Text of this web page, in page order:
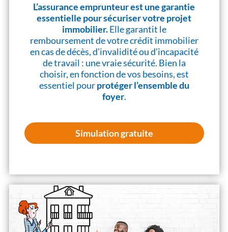
L’assurance emprunteur est une garantie
essentielle pour sécuriser votre projet
immobilier.Elle garantit le
remboursement de votre crédit immobilier
en cas de décès, d’invalidité ou d’incapacité
de travail : une vraie sécurité. Bien la
choisir, en fonction de vos besoins, est
essentiel pourprotéger l’ensemble du
foyer.
Simulation gratuite